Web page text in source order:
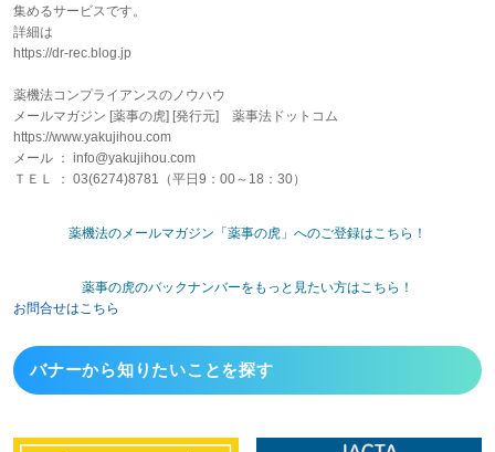
集めるサービスです。
詳細は
https://dr-rec.blog.jp
薬機法コンプライアンスのノウハウ
メールマガジン [薬事の虎] [発行元] 薬事法ドットコム
https://www.yakujihou.com
メール ： info@yakujihou.com
ＴＥＬ ： 03(6274)8781（平日9：00～18：30）
薬機法のメールマガジン「薬事の虎」へのご登録はこちら！
薬事の虎のバックナンバーをもっと見たい方はこちら！
お問合せはこちら
バナーから知りたいことを探す